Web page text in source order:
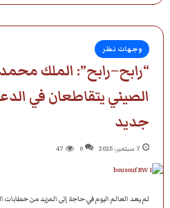
وجهات نظر
“رابح–رابح”: الملك
الصيني يتقاطعان في
جديد
7 سبتمبر، 2025 0
47
لم يعد العالم اليوم في حاجة إلى المزيد من خطابات